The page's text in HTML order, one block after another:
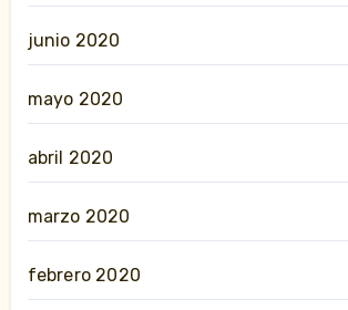
junio 2020
mayo 2020
abril 2020
marzo 2020
febrero 2020